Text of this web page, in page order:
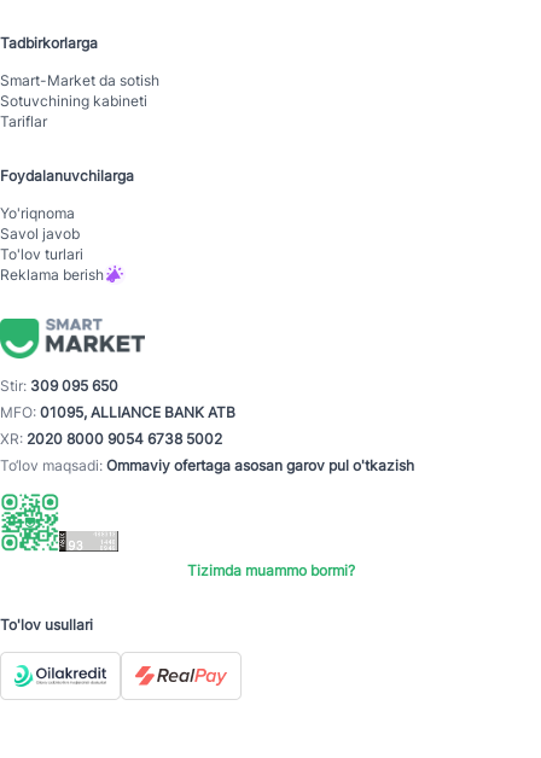
Tadbirkorlarga
Smart-Mаrket da sotish
Sotuvchining kabineti
Tariflar
Foydalanuvchilarga
Yo'riqnoma
Savol javob
To'lov turlari
Reklama berish
Stir: 309 095 650
MFO: 01095, ALLIANCE BANK ATB
XR: 2020 8000 9054 6738 5002
To‘lov maqsadi: Ommaviy ofertaga asosan garov pul o'tkazish
Tizimda muammo bormi?
To'lov usullari